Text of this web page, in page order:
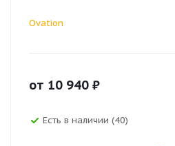
Ovation
от 10 940 ₽
Есть в наличии (40)